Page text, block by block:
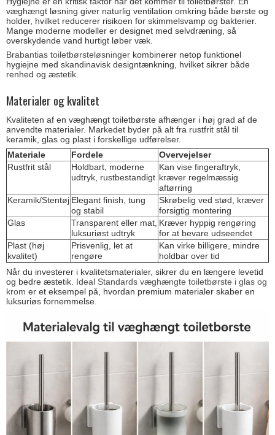
væghængt løsning giver naturlig ventilation omkring både børste og
holder, hvilket reducerer risikoen for skimmelsvamp og bakterier.
Mange moderne modeller er designet med selvdræning, så
overskydende vand hurtigt løber væk.
Brabantias toiletbørsteløsninger kombinerer netop funktionel
hygiejne med skandinavisk designtænkning, hvilket sikrer både
renhed og æstetik.
Materialer og kvalitet
Kvaliteten af en væghængt toiletbørste afhænger i høj grad af de
anvendte materialer. Markedet byder på alt fra rustfrit stål til
keramik, glas og plast i forskellige udførelser.
Materiale
Fordele
Overvejelser
Rustfrit stål
Holdbart, moderne
udtryk, rustbestandigt
Kan vise fingeraftryk,
kræver regelmæssig
aftørring
Keramik/Stentøj Elegant finish, tung
og stabil
Skrøbelig ved stød, kræver
forsigtig montering
Glas
Transparent eller mat,
luksuriøst udtryk
Kræver hyppig rengøring
for at bevare udseendet
Plast (høj
kvalitet)
Prisvenlig, let at
rengøre
Kan virke billigere, mindre
holdbar over tid
Når du investerer i kvalitetsmaterialer, sikrer du en længere levetid
og bedre æstetik. Ideal Standards væghængte toiletbørste i glas og
krom er et eksempel på, hvordan premium materialer skaber en
luksuriøs fornemmelse.